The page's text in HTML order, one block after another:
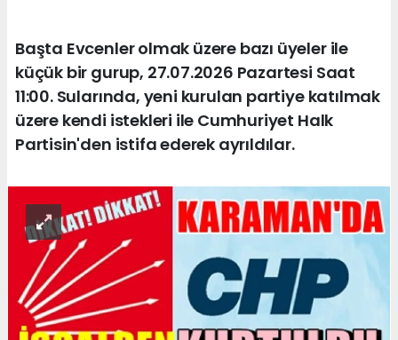
Başta Evcenler olmak üzere bazı üyeler ile
küçük bir gurup, 27.07.2026 Pazartesi Saat
11:00. Sularında, yeni kurulan partiye katılmak
üzere kendi istekleri ile Cumhuriyet Halk
Partisin'den istifa ederek ayrıldılar.